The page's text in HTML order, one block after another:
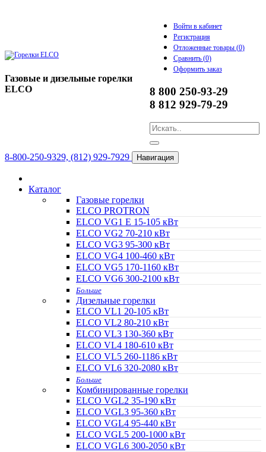
Газовые и дизельные горелки
ELCO
Войти в кабинет
Регистрация
Отложенные товары (0)
Сравнить (0)
Оформить заказ
8 800 250-93-29
8 812 929-79-29
8-800-250-9329, (812) 929-7929 Навигация
Каталог
Газовые горелки
ELCO PROTRON
ELCO VG1 E 15-105 кВт
ELCO VG2 70-210 кВт
ELCO VG3 95-300 кВт
ELCO VG4 100-460 кВт
ELCO VG5 170-1160 кВт
ELCO VG6 300-2100 кВт
Больше
Дизельные горелки
ELCO VL1 20-105 кВт
ELCO VL2 80-210 кВт
ELCO VL3 130-360 кВт
ELCO VL4 180-610 кВт
ELCO VL5 260-1186 кВт
ELCO VL6 320-2080 кВт
Больше
Комбинированные горелки
ELCO VGL2 35-190 кВт
ELCO VGL3 95-360 кВт
ELCO VGL4 95-440 кВт
ELCO VGL5 200-1000 кВт
ELCO VGL6 300-2050 кВт